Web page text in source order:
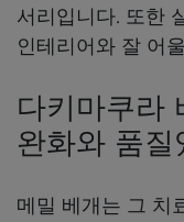
서리입니다. 또한
인테리어와 잘 어
다키마쿠라
완화와 품질
메밀 베개는 그 치